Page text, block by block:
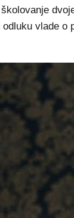
vlade o